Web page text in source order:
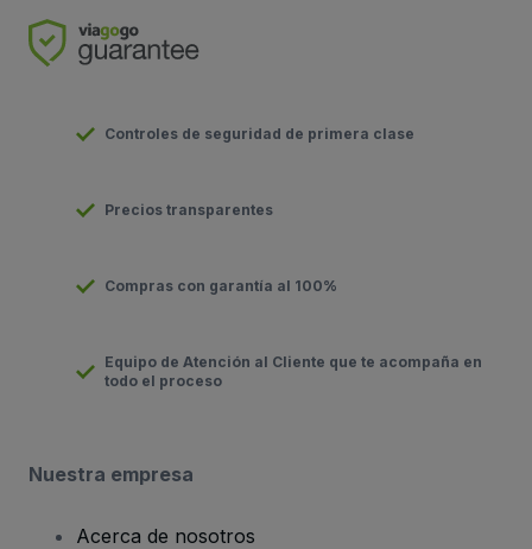
Controles de seguridad de primera clase
Precios transparentes
Compras con garantía al 100%
Equipo de Atención al Cliente que te acompaña en
todo el proceso
Nuestra empresa
Acerca de nosotros